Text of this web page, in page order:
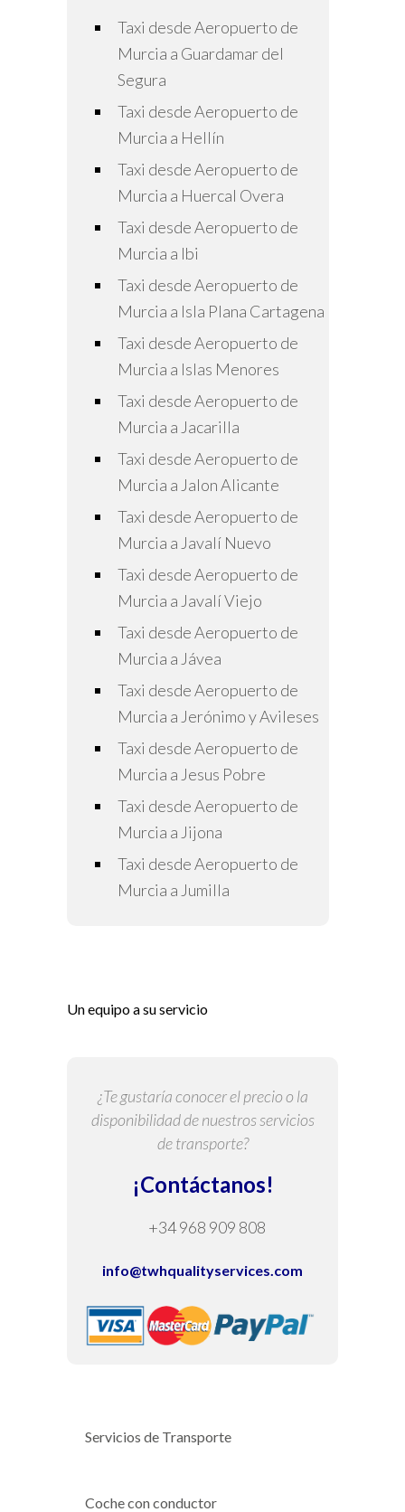
Taxi desde Aeropuerto de
Murcia a Guardamar del
Segura
Taxi desde Aeropuerto de
Murcia a Hellín
Taxi desde Aeropuerto de
Murcia a Huercal Overa
Taxi desde Aeropuerto de
Murcia a Ibi
Taxi desde Aeropuerto de
Murcia a Isla Plana Cartagena
Taxi desde Aeropuerto de
Murcia a Islas Menores
Taxi desde Aeropuerto de
Murcia a Jacarilla
Taxi desde Aeropuerto de
Murcia a Jalon Alicante
Taxi desde Aeropuerto de
Murcia a Javalí Nuevo
Taxi desde Aeropuerto de
Murcia a Javalí Viejo
Taxi desde Aeropuerto de
Murcia a Jávea
Taxi desde Aeropuerto de
Murcia a Jerónimo y Avileses
Taxi desde Aeropuerto de
Murcia a Jesus Pobre
Taxi desde Aeropuerto de
Murcia a Jijona
Taxi desde Aeropuerto de
Murcia a Jumilla
Un equipo a su servicio
¿Te gustaría conocer el precio o la
disponibilidad de nuestros servicios
de transporte?
¡Contáctanos!
+34 968 909 808
info@twhqualityservices.com
Servicios de Transporte
Coche con conductor